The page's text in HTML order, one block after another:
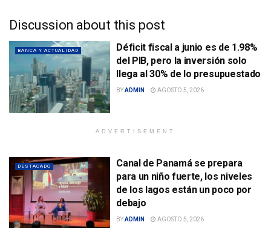
Discussion about this post
BANCA Y ACTUALIDAD
Déficit fiscal a junio es de 1.98%
del PIB, pero la inversión solo
llega al 30% de lo presupuestado
BYADMIN AGOSTO 5, 2026
ADVERTISEMENT
DESTACADO
Canal de Panamá se prepara
para un niño fuerte, los niveles
de los lagos están un poco por
debajo
BYADMIN AGOSTO 5, 2026